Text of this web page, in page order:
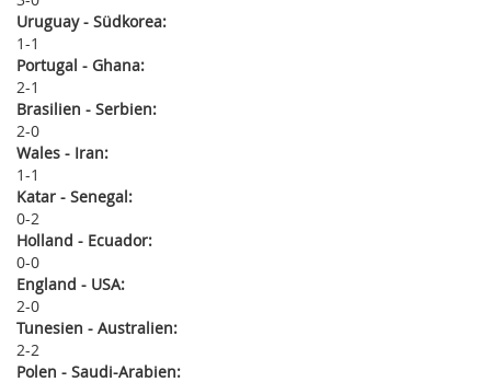
Uruguay - Südkorea:
1 1
Portugal - Ghana:
2 1
Brasilien - Serbien:
2 0
Wales - Iran:
1 1
Katar - Senegal:
0 2
Holland - Ecuador:
0 0
England - USA:
2 0
Tunesien - Australien:
2 2
Polen - Saudi-Arabien: